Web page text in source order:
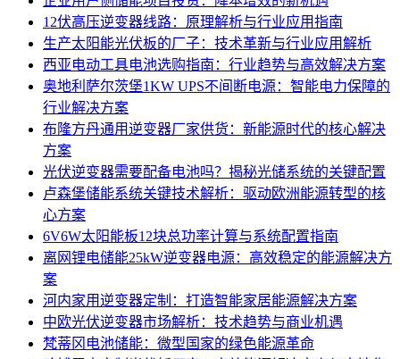
12伏高压逆变器线路：原理解析与行业应用指南
生产太阳能光伏板的厂子：技术革新与行业应用解析
西亚电动工具电池选购指南：行业趋势与高效解决方案
奥地利萨尔茨堡1KW UPS不间断电源：智能电力保障的
行业解决方案
布隆方丹通用逆变器厂家供货：新能源时代的核心解决
方案
光伏逆变器需要配备电池吗？揭秘光储系统的关键配置
卢森堡储能系统关键技术解析：驱动欧洲能源转型的核
心方案
6V6W太阳能板12块总功率计算与系统配置指南
离网锂电储能25kW逆变器电源：高效稳定的能源解决方
案
河内家用逆变器定制：打造智能家居能源解决方案
中欧光伏逆变器市场解析：技术趋势与商业机遇
梵蒂冈电池储能：微型国家的绿色能源革命